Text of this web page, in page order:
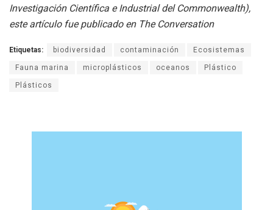
Investigación Científica e Industrial del Commonwealth),
este artículo fue publicado en The Conversation
Etiquetas: biodiversidad contaminación Ecosistemas
Fauna marina microplásticos oceanos Plástico
Plásticos